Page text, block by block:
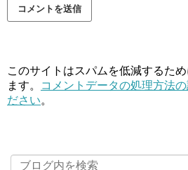
このサイトはスパムを低減するた
ます。
コメントデータの処理方法
ださい。